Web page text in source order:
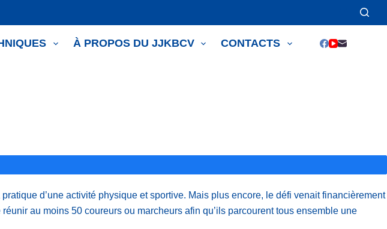
À PROPOS DU JJKBCV CONTACTS
d’une activité physique et sportive. Mais plus encore, le défi venait financièrement
au moins 50 coureurs ou marcheurs afin qu’ils parcourent tous ensemble une